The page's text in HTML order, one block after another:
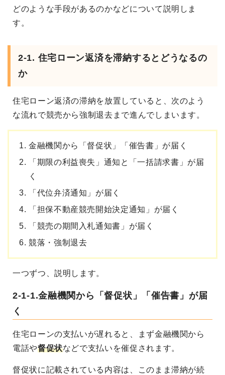
どのような手段があるのかなどについて説明しま
す。
2-1. 住宅ローン返済を滞納するとどうなるの
か
住宅ローン返済の滞納を放置していると、次のよう
な流れで競売から強制退去まで進んでしまいます。
金融機関から「督促状」「催告書」が届く
「期限の利益喪失」通知と「一括請求書」が届
く
「代位弁済通知」が届く
「担保不動産競売開始決定通知」が届く
「競売の期間入札通知書」が届く
競落・強制退去
一つずつ、説明します。
2-1-1.金融機関から「督促状」「催告書」が届
く
住宅ローンの支払いが遅れると、まず金融機関から
電話や督促状などで支払いを催促されます。
督促状に記載されている内容は、このまま滞納が続